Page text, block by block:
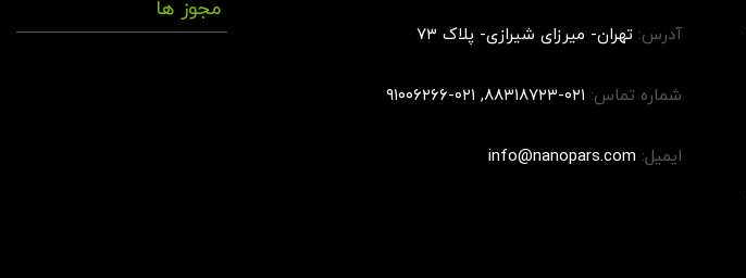
آدرس: تهران- میرزای شیرازی- پلاک ۷۳
شماره تماس: ۰۲۱-۸۸۳۱۸۷۲۳, ۰۲۱-۹۱۰۰۶۲۶۶
ایمیل: info@nanopars.com
مجوز ها